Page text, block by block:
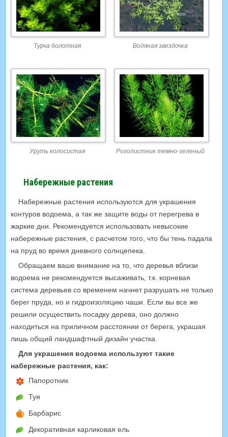
Турча болотная Водяная звездочка
Уруть колосистая Роголистник темно-зеленый
Набережные растения
Набережные растения используются для украшения
контуров водоема, а так же защите воды от перегрева в
жаркие дни. Рекомендуется использовать невысокие
набережные растения, с расчетом того, что бы тень падала
на пруд во время дневного солнцепека.
Обращаем ваше внимание на то, что деревья вблизи
водоема не рекомендуется высаживать, т.к. корневая
система деревьев со временем начнет разрушать не только
берег пруда, но и гидроизоляцию чаши. Если вы все же
решили осуществить посадку дерева, оно должно
находиться на приличном расстоянии от берега, украшая
лишь общий ландшафтный дизайн участка.
Для украшения водоема используют такие
набережные растения, как:
Папоротник
Туя
Барбарис
Декоративная карликовая ель